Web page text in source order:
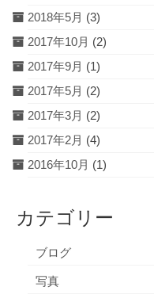
2018年5月 (3)
2017年10月 (2)
2017年9月 (1)
2017年5月 (2)
2017年3月 (2)
2017年2月 (4)
2016年10月 (1)
カテゴリー
ブログ
写真